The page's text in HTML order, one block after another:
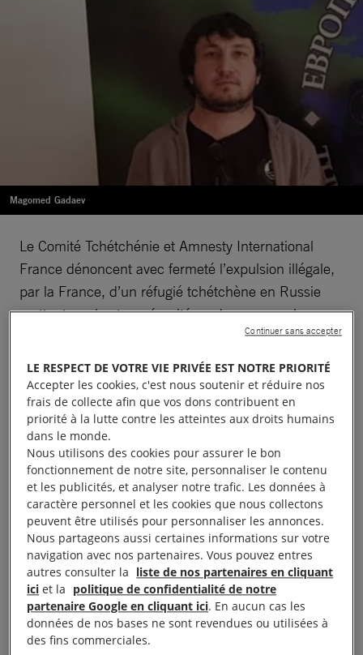
Magomed Gadaev
Le Comité Tchétchénie et Amnesty International
France dénoncent avec fermeté l’expulsion illégale,
par la France, d’un réfugié tchétchène en Russie
mettant sa vie et sa sécurité en danger sur place.
M. Macron, rapatriez ce réfugié tchétchène expulsé
illégalement de la France vers la Russie
Arrêté le jeudi 8 avril en fin d’après-midi, Monsieur
G., ressortissant tchétchène, a été expulsé en début
de matinée, ce 9 avril 2021, depuis le centre de
rétention administrative du Mesnil-Amelot (Seine et
Marne) vers la Russie.
En expulsant Monsieur G., les autorités françaises
violent de façon flagrante le principe de non-
refoulement qui interdit de façon absolue le renvoi
d’une personne vers le territoire d’un État où sa vie
serait menacée et où elle pourrait être torturée et
LE RESPECT DE VOTRE VIE PRIVÉE EST NOTRE PRIORITÉ
Accepter les cookies, c'est nous soutenir et réduire nos
frais de collecte afin que vos dons contribuent en
priorité à la lutte contre les atteintes aux droits humains
dans le monde.
Nous utilisons des cookies pour assurer le bon
fonctionnement de notre site, personnaliser le contenu
et les publicités, et analyser notre trafic. Les données à
caractère personnel et les cookies que nous collectons
peuvent être utilisés pour personnaliser les annonces.
Nous partageons aussi certaines informations sur votre
navigation avec nos partenaires. Vous pouvez entres
autres consulter la liste de nos partenaires en cliquant
ici et la politique de confidentialité de notre
partenaire Google en cliquant ici. En aucun cas les
données de nos bases ne sont revendues ou utilisées à
des fins commerciales.
Continuer sans accepter